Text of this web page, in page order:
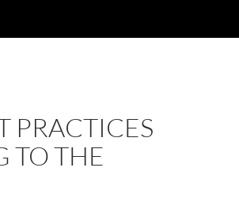
PRACTICES
TO THE